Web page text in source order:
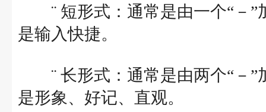
¨ 短形式：通常是由一个“－”
是输入快捷。
¨ 长形式：通常是由两个“－”
是形象、好记、直观。